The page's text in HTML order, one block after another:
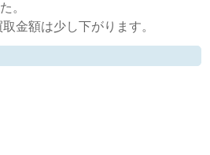
。
金額は少し下がります。